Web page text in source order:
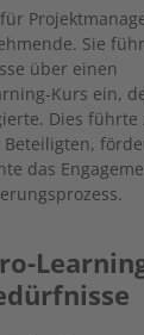
Sie
über einen
Kurs ein,
Dies führte
das